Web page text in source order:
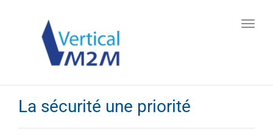
La sécurité une priorité